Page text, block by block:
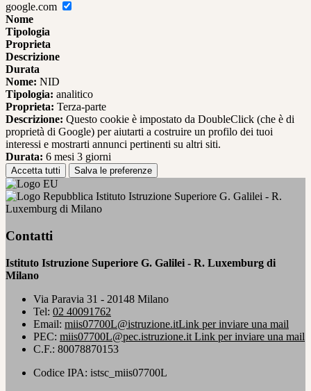
google.com
Nome
Tipologia
Proprieta
Descrizione
Durata
Nome: NID
Tipologia: analitico
Proprieta: Terza-parte
Descrizione: Questo cookie è impostato da DoubleClick (che è di
proprietà di Google) per aiutarti a costruire un profilo dei tuoi
interessi e mostrarti annunci pertinenti su altri siti.
Durata: 6 mesi 3 giorni
Accetta tutti Salva le preferenze
Istituto Istruzione Superiore G. Galilei - R.
Luxemburg di Milano
Contatti
Istituto Istruzione Superiore G. Galilei - R. Luxemburg di
Milano
Via Paravia 31 - 20148 Milano
Tel: 02 40091762
Email: miis07700L@istruzione.itLink per inviare una mail
PEC: miis07700L@pec.istruzione.it Link per inviare una mail
C.F.: 80078870153
Codice IPA: istsc_miis07700L